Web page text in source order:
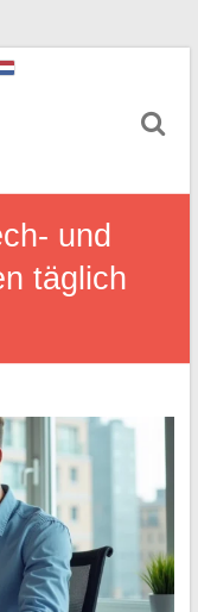
und
täglich